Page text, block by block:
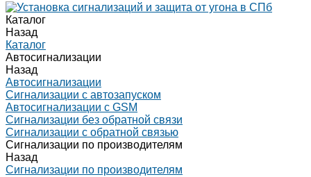
Каталог
Назад
Каталог
Автосигнализации
Назад
Автосигнализации
Сигнализации с автозапуском
Автосигнализации с GSM
Сигнализации без обратной связи
Сигнализации с обратной связью
Сигнализации по производителям
Назад
Сигнализации по производителям